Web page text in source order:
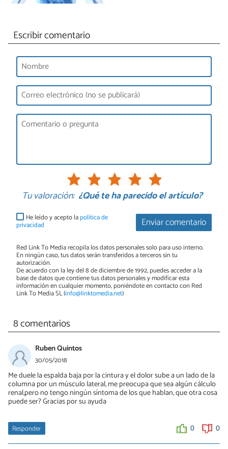
Escribir comentario
Tu valoración: ¿Qué te ha parecido el artículo?
Enviar comentario
He leído y acepto lapolítica de
privacidad
Red Link To Media recopila los datos personales solo para uso interno.
En ningún caso, tus datos serán transferidos a terceros sin tu
autorización.
De acuerdo con la ley del 8 de diciembre de 1992, puedes acceder a la
base de datos que contiene tus datos personales y modificar esta
información en cualquier momento, poniéndote en contacto con Red
Link To Media SL (info@linktomedia.net)
8 comentarios
Ruben Quintos
30/05/2018
Me duele la espalda baja por la cintura y el dolor sube a un lado de la
columna por un músculo lateral, me preocupa que sea algún cálculo
renal,pero no tengo ningún síntoma de los que hablan, que otra cosa
puede ser? Gracias por su ayuda
Responder 0 0